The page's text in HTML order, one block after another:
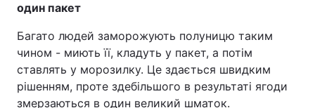
один пакет
Багато людей заморожують полуницю таким
чином - миють її, кладуть у пакет, а потім
ставлять у морозилку. Це здається швидким
рішенням, проте здебільшого в результаті ягоди
змерзаються в один великий шматок.